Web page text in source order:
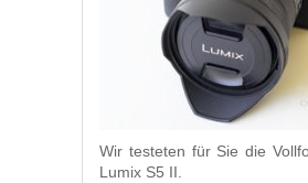
Wir testeten für Sie die
Lumix S5 II.